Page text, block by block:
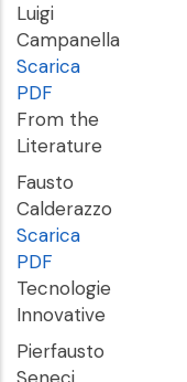
Luigi
Campanella
Scarica
PDF
From the
Literature
Fausto
Calderazzo
Scarica
PDF
Tecnologie
Innovative
Pierfausto